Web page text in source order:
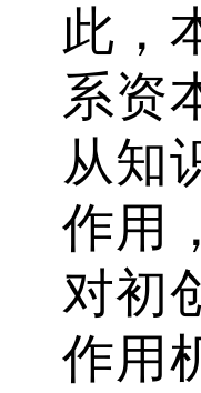
此，
系资
从知
作用
对初
作用